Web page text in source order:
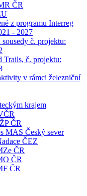
ČR
z programu Interreg
- 2027
č. projektu:
Trails, č. projektu:
v rámci železniční
krajem
ČR
MAS Český sever
ČEZ
ČR
ČR
ČR